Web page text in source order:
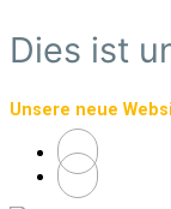
Zum
Hauptinhalt
Dies ist
Unsere neue